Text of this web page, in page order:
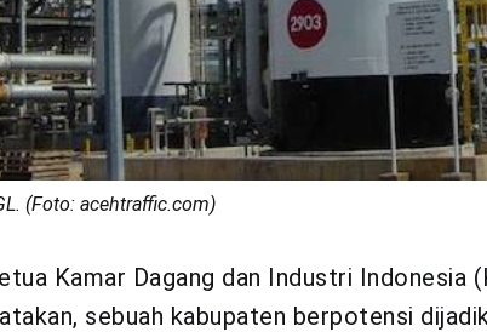
(Foto: acehtraffic.com)
Kamar Dagang dan Industri Indonesia
sebuah kabupaten berpotensi